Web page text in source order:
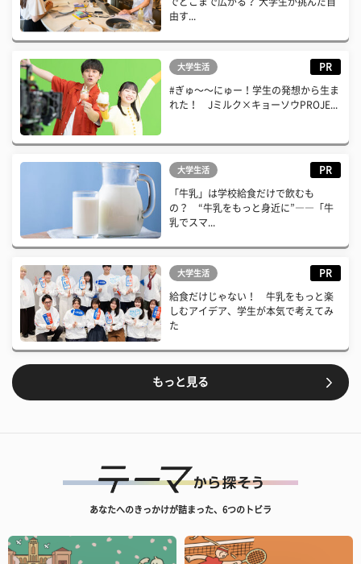
由す...
大学生活 PR
#ぎゅ〜〜にゅー！学生の発想から生ま
れた！ Jミルク×キョーソウPROJE...
大学生活 PR
「牛乳」は学校給食だけで飲むも
の？ “牛乳をもっと身近に”――「牛
乳でスマ...
大学生活 PR
給食だけじゃない！ 牛乳をもっと楽
しむアイデア、学生が本気で考えてみ
た
もっと見る
あなたへのきっかけが詰まった、6つのトビラ